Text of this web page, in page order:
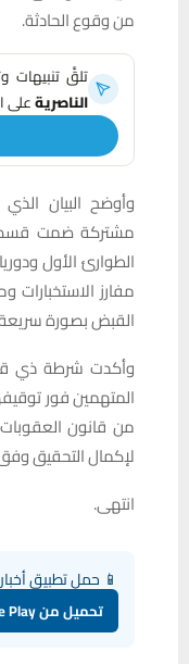
من وقوع الحادثة.
تلقَّ تنبيهات
الناصريةعلى
وأوضح البيان
مشتركة ضمت
الطوارئ الأول
مفارز الاستخبارات
القبض بصورة
وأكدت شرطة ذي
من قانون العقوبات
لإكمال التحقيق
انتهى.
📱 حمل تطبيق
تحميل من Google Play